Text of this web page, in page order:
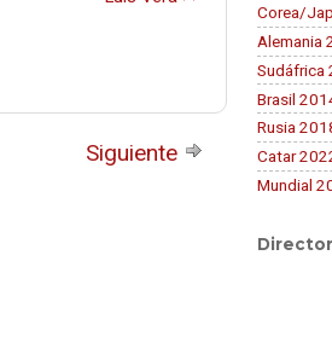
Siguiente
Corea/
Alemania
Sudáfrica
Brasil
Rusia
Catar
Mundial